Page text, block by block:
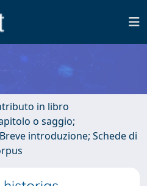
in libro
o saggio;
introduzione; Schede di